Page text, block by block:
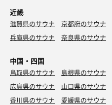
近畿
滋賀県のサウナ 京都府のサウナ
兵庫県のサウナ
奈良県のサウナ
中国・四国
鳥取県のサウナ 島根県のサウナ
広島県のサウナ
山口県のサウナ
香川県のサウナ
愛媛県のサウナ